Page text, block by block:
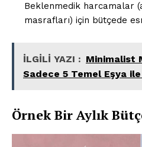
Beklenmedik harcamalar
masrafları) için bütçede
İLGİLİ YAZI : Minimalist
Sadece 5 Temel Eşya
Örnek Bir Aylık